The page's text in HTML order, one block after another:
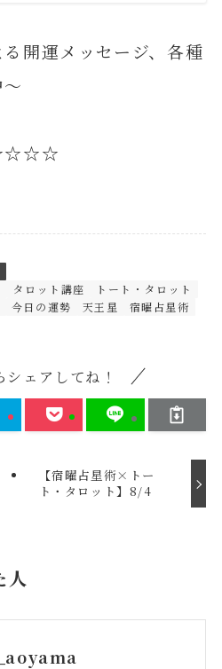
開運メッセージ、各種
タロット講座
トート・タロット
今日の運勢 天王星
宿曜占星術
シェアしてね！
【宿曜占星術×トー
ト・タロット】8/4
人